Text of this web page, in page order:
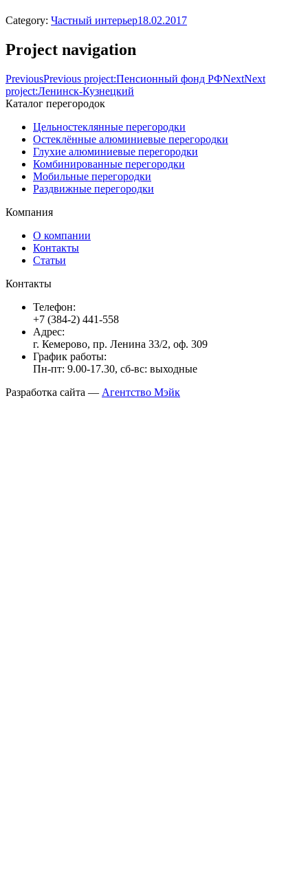
Category: Частный интерьер18.02.2017
Project navigation
PreviousPrevious project:Пенсионный фонд РФNextNext
project:Ленинск-Кузнецкий
Каталог перегородок
Цельностеклянные перегородки
Остеклённые алюминиевые перегородки
Глухие алюминиевые перегородки
Комбинированные перегородки
Мобильные перегородки
Раздвижные перегородки
Компания
О компании
Контакты
Статьи
Контакты
Телефон:
+7 (384-2) 441-558
Адрес:
г. Кемерово, пр. Ленина 33/2, оф. 309
График работы:
Пн-пт: 9.00-17.30, сб-вс: выходные
Разработка сайта — Агентство Мэйк